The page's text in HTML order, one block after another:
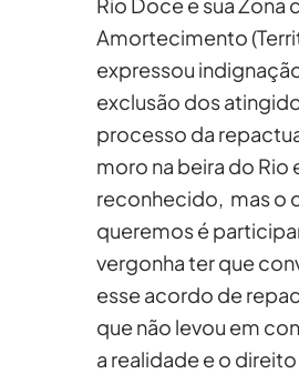
Rio Doce e sua Zona
Amortecimento
expressou
exclusão dos
processo da
moro na beira do Rio
reconhecido, mas o
queremos é
vergonha ter que
esse acordo de
que não levou em
a realidade e o